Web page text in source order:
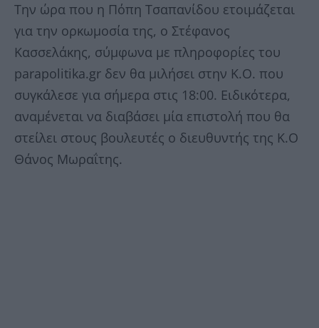
Την ώρα που η Πόπη Τσαπανίδου ετοιμάζεται
για την ορκωμοσία της, ο Στέφανος
Κασσελάκης, σύμφωνα με πληροφορίες του
parapolitika.gr δεν θα μιλήσει στην Κ.Ο. που
συγκάλεσε για σήμερα στις 18:00. Ειδικότερα,
αναμένεται να διαβάσει μία επιστολή που θα
στείλει στους βουλευτές ο διευθυντής της Κ.Ο
Θάνος Μωραΐτης.